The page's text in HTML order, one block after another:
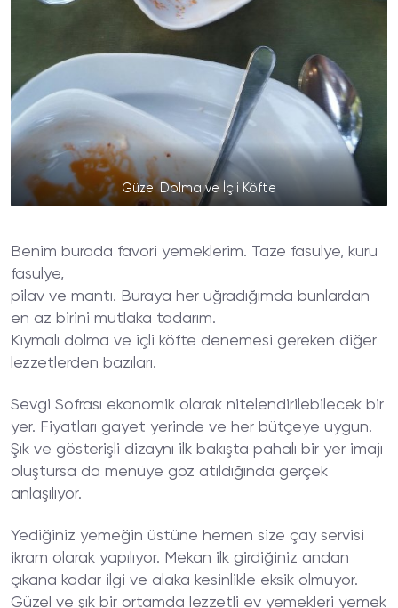
Güzel Dolma ve İçli Köfte
Benim burada favori yemeklerim. Taze fasulye, kuru
fasulye,
pilav ve mantı. Buraya her uğradığımda bunlardan
en az birini mutlaka tadarım.
Kıymalı dolma ve içli köfte denemesi gereken diğer
lezzetlerden bazıları.
Sevgi Sofrası ekonomik olarak nitelendirilebilecek bir
yer. Fiyatları gayet yerinde ve her bütçeye uygun.
Şık ve gösterişli dizaynı ilk bakışta pahalı bir yer imajı
oluştursa da menüye göz atıldığında gerçek
anlaşılıyor.
Yediğiniz yemeğin üstüne hemen size çay servisi
ikram olarak yapılıyor. Mekan ilk girdiğiniz andan
çıkana kadar ilgi ve alaka kesinlikle eksik olmuyor.
Güzel ve şık bir ortamda lezzetli ev yemekleri yemek